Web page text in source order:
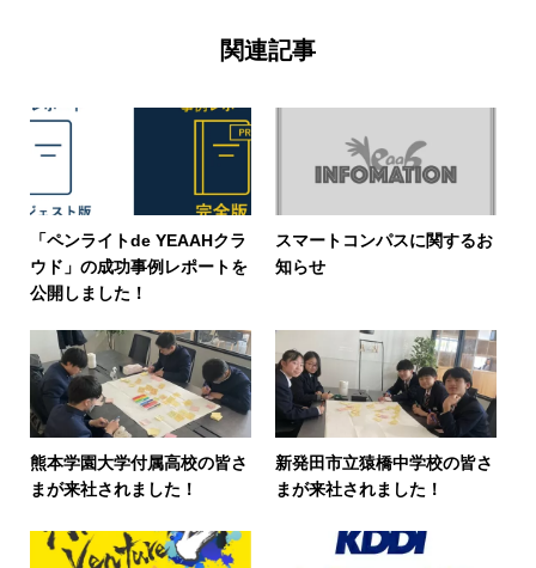
関連記事
「ペンライトde YEAAHクラ
ウド」の成功事例レポートを
公開しました！
スマートコンパスに関するお
知らせ
熊本学園大学付属高校の皆さ
まが来社されました！
新発田市立猿橋中学校の皆さ
まが来社されました！